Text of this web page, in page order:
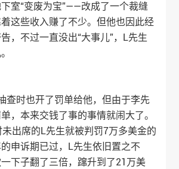
室“变废为宝”——改成了一个裁缝
这些收入赚了不少。但他也因此经
，不过一直没出“大事儿”，L先生
查时也开了罚单给他，但由于李先
，本来交钱了事的事情就闹大了。
出席的L先生就被判罚7万多美金的
申诉期已过，L先生依旧置之不
下子翻了三倍，蹿升到了21万美